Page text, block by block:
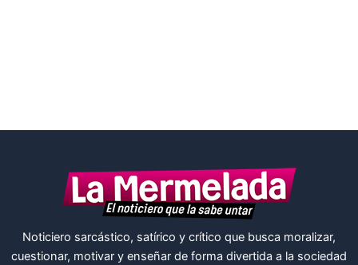
Noticiero sarcástico, satírico y crítico que busca moralizar,
cuestionar, motivar y enseñar de forma divertida a la sociedad